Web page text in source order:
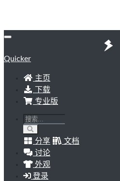
Quicker
主页
下载
专业版
分享
文档
讨论
外观
登录